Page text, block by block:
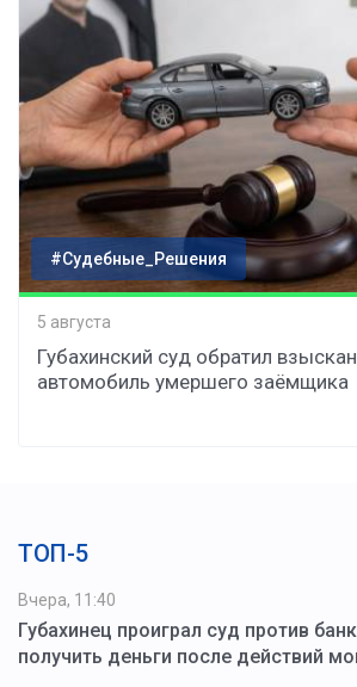
#Судебные_Решения
5 августа
Губахинский суд обратил
автомобиль умершего заёмщика
ТОП-5
Вчера, 11:40
Губахинец проиграл суд против
получить деньги после действий